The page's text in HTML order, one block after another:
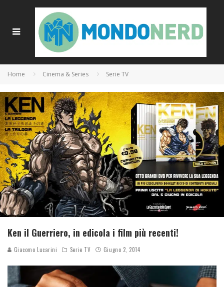
Home Cinema & Series Serie TV
Ken il Guerriero, in edicola i film più recenti!
Giacomo Lucarini Serie TV Giugno 2, 2014